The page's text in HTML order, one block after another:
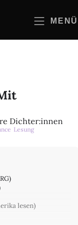
MENÜ
Dichter:innen
Lesung
lesen)